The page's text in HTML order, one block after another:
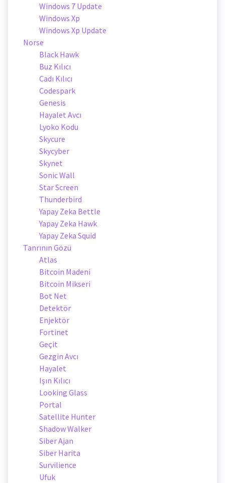
Windows 7 Update
Windows Xp
Windows Xp Update
Norse
Black Hawk
Buz Kılıcı
Cadı Kılıcı
Codespark
Genesis
Hayalet Avcı
Lyoko Kodu
Skycure
Skycyber
Skynet
Sonic Wall
Star Screen
Thunderbird
Yapay Zeka Bettle
Yapay Zeka Hawk
Yapay Zeka Squid
Tanrının Gözü
Atlas
Bitcoin Madeni
Bitcoin Mikseri
Bot Net
Detektör
Enjektör
Fortinet
Geçit
Gezgin Avcı
Hayalet
Işın Kılıcı
Looking Glass
Portal
Satellite Hunter
Shadow Walker
Siber Ajan
Siber Harita
Survilience
Ufuk